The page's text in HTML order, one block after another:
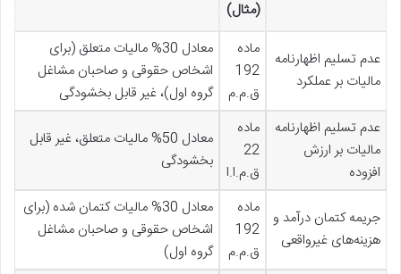
(مثال)
عدم تسلیم اظهارنامه
مالیات بر عملکرد
ماده
192
ق.م.م
معادل 30% مالیات متعلق (برای
اشخاص حقوقی و صاحبان مشاغل
گروه اول)، غیر قابل بخشودگی
عدم تسلیم اظهارنامه
مالیات بر ارزش
افزوده
ماده
22
ق.م.ا.ا
معادل 50% مالیات متعلق، غیر قابل
بخشودگی
جریمه کتمان درآمد و
هزینه‌های غیرواقعی
ماده
192
ق.م.م
معادل 30% مالیات کتمان شده (برای
اشخاص حقوقی و صاحبان مشاغل
گروه اول)